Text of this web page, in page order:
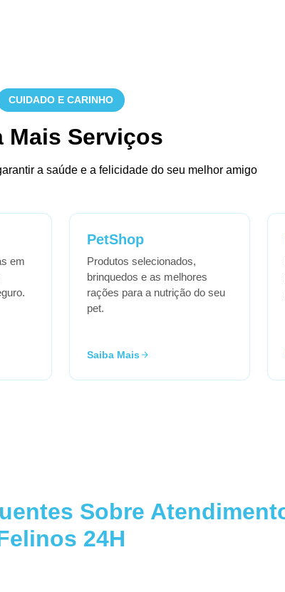
CUIDADO E CARINHO
Mais Serviços
a saúde e a felicidade do seu melhor amigo
em
PetShop
Produtos selecionados,
brinquedos e as melhores
rações para a nutrição do seu
pet.
Saiba Mais
Sobre
24H